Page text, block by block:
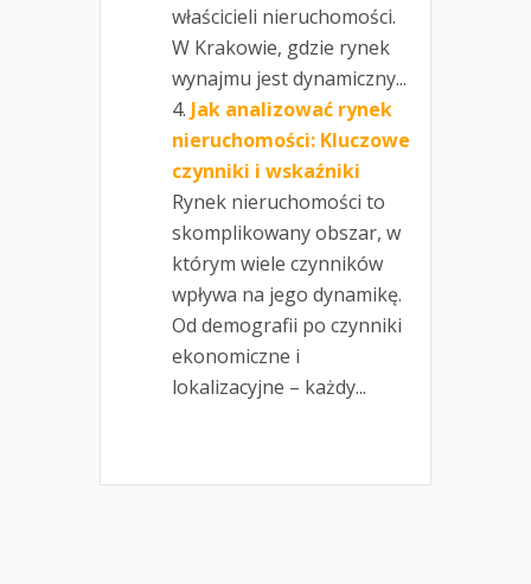
właścicieli nieruchomości.
W Krakowie, gdzie rynek
wynajmu jest dynamiczny...
Jak analizować rynek
nieruchomości: Kluczowe
czynniki i wskaźniki
Rynek nieruchomości to
skomplikowany obszar, w
którym wiele czynników
wpływa na jego dynamikę.
Od demografii po czynniki
ekonomiczne i
lokalizacyjne – każdy...